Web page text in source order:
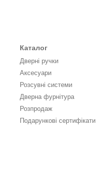
Каталог
Дверні ручки
Аксесуари
Розсувні системи
Дверна фурнітура
Розпродаж
Подарункові сертифікати